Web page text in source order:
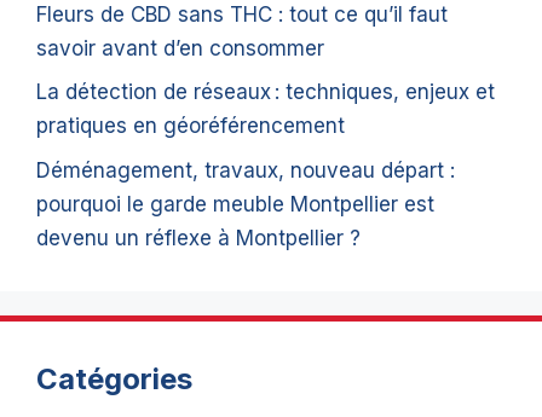
Fleurs de CBD sans THC : tout ce qu’il faut
savoir avant d’en consommer
La détection de réseaux : techniques, enjeux et
pratiques en géoréférencement
Déménagement, travaux, nouveau départ :
pourquoi le garde meuble Montpellier est
devenu un réflexe à Montpellier ?
Catégories